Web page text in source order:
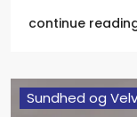
continue
Sundhed og